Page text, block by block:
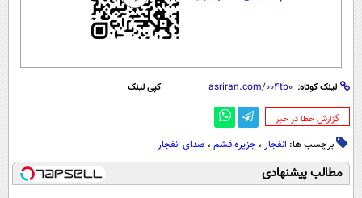
لینک کوتاه: کپی لینک
‌گزارش خطا در خبر
برچسب ها: انفجار ، جزیره قشم ، صدای انفجار
مطالب پیشنهادی